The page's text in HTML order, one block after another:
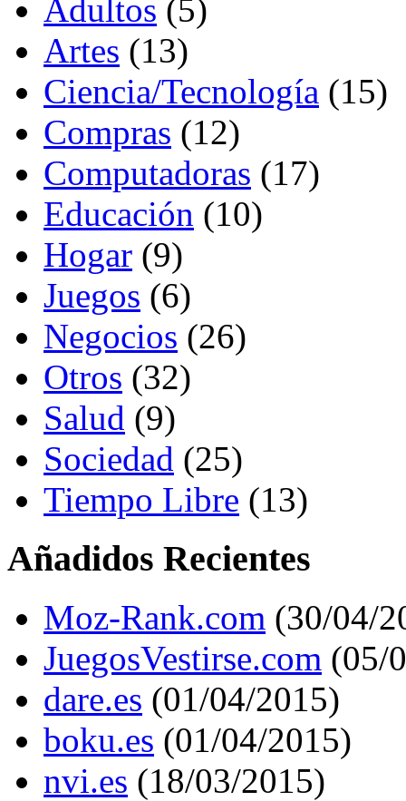
Adultos (5)
Artes (13)
Ciencia/Tecnología (15)
Compras (12)
Computadoras (17)
Educación (10)
Hogar (9)
Juegos (6)
Negocios (26)
Otros (32)
Salud (9)
Sociedad (25)
Tiempo Libre (13)
Añadidos Recientes
Moz-Rank.com (30/04/
JuegosVestirse.com (05/
dare.es (01/04/2015)
boku.es (01/04/2015)
nvi.es (18/03/2015)